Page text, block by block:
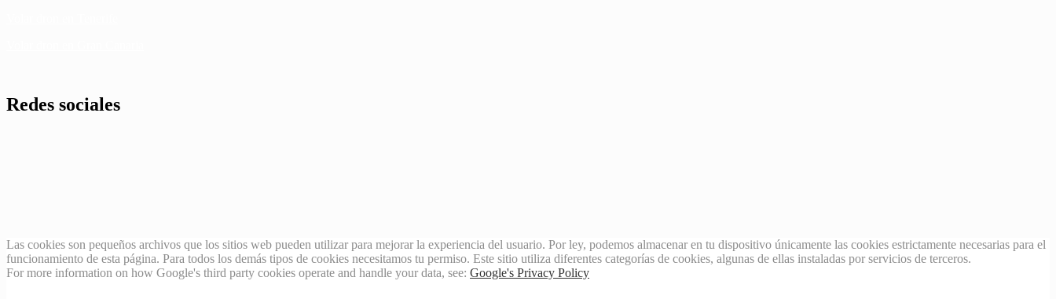
Redes sociales
Las cookies son pequeños archivos que los sitios web pueden utilizar para mejorar la experiencia del usuario. Por ley, podemos almacenar en tu dispositivo únicamente las cookies estrictamente necesarias para el
funcionamiento de esta página. Para todos los demás tipos de cookies necesitamos tu permiso. Este sitio utiliza diferentes categorías de cookies, algunas de ellas instaladas por servicios de terceros.
For more information on how Google's third party cookies operate and handle your data, see: Google's Privacy Policy